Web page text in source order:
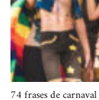
74 frases de